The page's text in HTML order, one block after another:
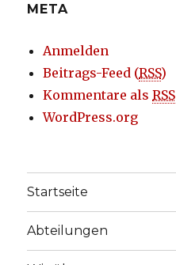
META
Anmelden
Beitrags-Feed (RSS)
Kommentare alsRSS
WordPress.org
Startseite
Abteilungen